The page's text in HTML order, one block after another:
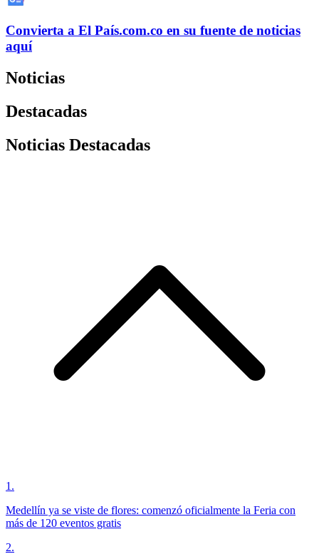
Convierta a El País.com.co en su fuente de noticias
aquí
Noticias
Destacadas
Noticias Destacadas
1 .
Medellín ya se viste de flores: comenzó oficialmente la Feria con
más de 120 eventos gratis
2.